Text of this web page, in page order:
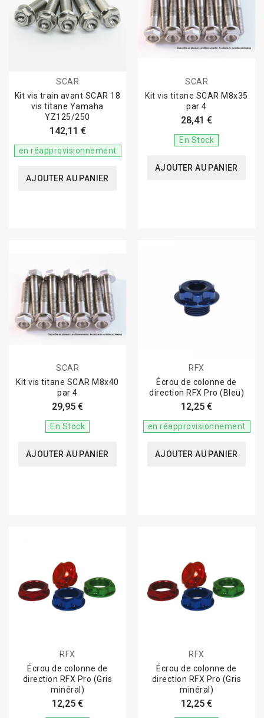
SCAR
Kit vis train avant SCAR 18
vis titane Yamaha
YZ125/250
142,11 €
en réapprovisionnement
AJOUTER AU PANIER
SCAR
Kit vis titane SCAR M8x35
par 4
28,41 €
En Stock
AJOUTER AU PANIER
SCAR
Kit vis titane SCAR M8x40
par 4
29,95 €
En Stock
AJOUTER AU PANIER
RFX
Écrou de colonne de
direction RFX Pro (Bleu)
12,25 €
en réapprovisionnement
AJOUTER AU PANIER
RFX
Écrou de colonne de
direction RFX Pro (Gris
minéral)
12,25 €
RFX
Écrou de colonne de
direction RFX Pro (Gris
minéral)
12,25 €